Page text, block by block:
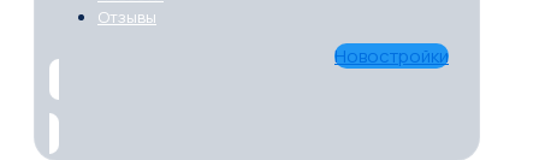
Отзывы
Новостройки